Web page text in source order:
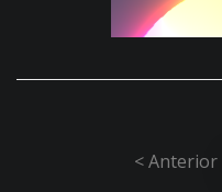
< Anterior